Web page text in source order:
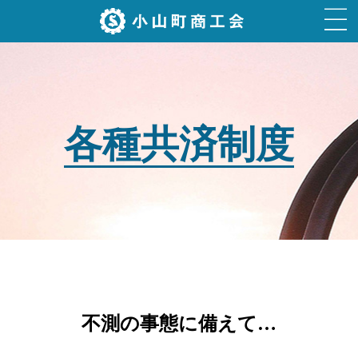
各種共済制度
不測の事態に備えて…